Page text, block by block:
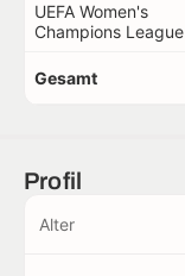
UEFA Women's
Champions League
Gesamt
Profil
Alter